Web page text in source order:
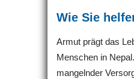
Wie Sie
Armut prägt das
Menschen in
mangelnder